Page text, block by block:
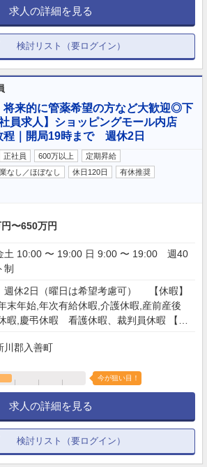
求人の詳細を見る
検討リスト（要ログイン）
将来的に管薬希望の方など大歓迎◎下
員求人】ショッピングモール内店
｜開局19時まで 週休2日
正社員 600万以上
定期昇給
なし／ほぼなし 休日120日
有休推奨
〜650万円
〜 19:00 日 9:00 〜 19:00 週40
制
週休2日（曜日は希望考慮可） 【休暇】
末年始,年次有給休暇,介護休暇,産前産後
暇,慶弔休暇 看護休暇、裁判員休暇 【年
川郡入善町
今が狙い目！
求人の詳細を見る
検討リスト（要ログイン）